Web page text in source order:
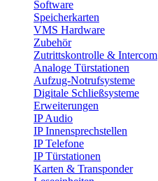
Software
Speicherkarten
VMS Hardware
Zubehör
Zutrittskontrolle & Intercom
Analoge Türstationen
Aufzug-Notrufsysteme
Digitale Schließsysteme
Erweiterungen
IP Audio
IP Innensprechstellen
IP Telefone
IP Türstationen
Karten & Transponder